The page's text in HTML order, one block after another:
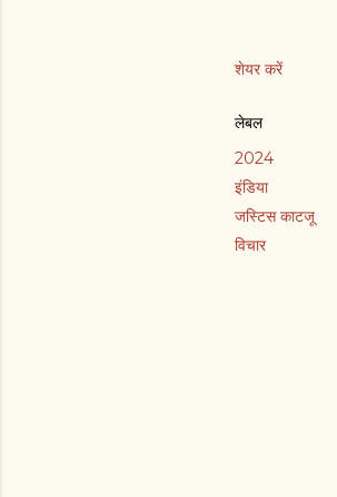
शेयर करें
लेबल
2024
इंडिया
जस्टिस काटजू
विचार